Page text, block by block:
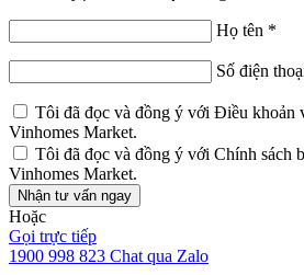
Họ tên *
Số điện
Tôi đã đọc và đồng ý với Điều khoản
Vinhomes Market.
Tôi đã đọc và đồng ý với Chính sách
Vinhomes Market.
Nhận tư vấn ngay
Hoặc
Gọi trực tiếp
1900 998 823 Chat qua Zalo